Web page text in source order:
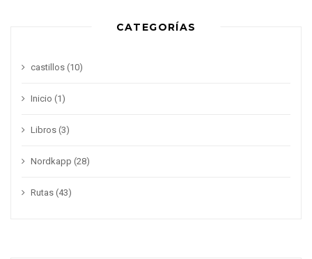
CATEGORÍAS
castillos (10)
Inicio (1)
Libros (3)
Nordkapp (28)
Rutas (43)